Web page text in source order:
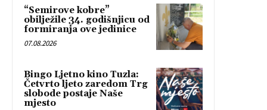
“Semirove kobre”
obilježile 34. godišnjicu od
formiranja ove jedinice
07.08.2026
Bingo Ljetno kino Tuzla:
Četvrto ljeto zaredom Trg
slobode postaje Naše
mjesto